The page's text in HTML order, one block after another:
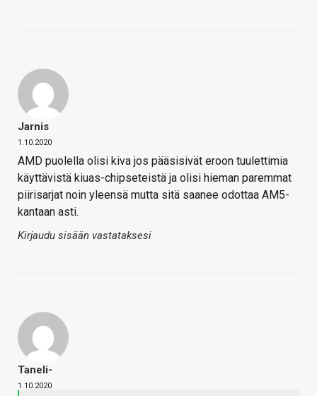
Jarnis
1.10.2020
AMD puolella olisi kiva jos pääsisivät eroon tuulettimia
käyttävistä kiuas-chipseteistä ja olisi hieman paremmat
piirisarjat noin yleensä mutta sitä saanee odottaa AM5-
kantaan asti.
Kirjaudu sisään vastataksesi
Taneli-
1.10.2020